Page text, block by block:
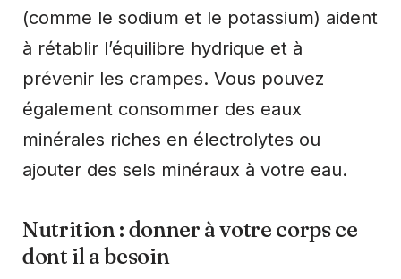
(comme le sodium et le potassium) aident
à rétablir l’équilibre hydrique et à
prévenir les crampes. Vous pouvez
également consommer des eaux
minérales riches en électrolytes ou
ajouter des sels minéraux à votre eau.
Nutrition : donner à votre corps ce
dont il a besoin